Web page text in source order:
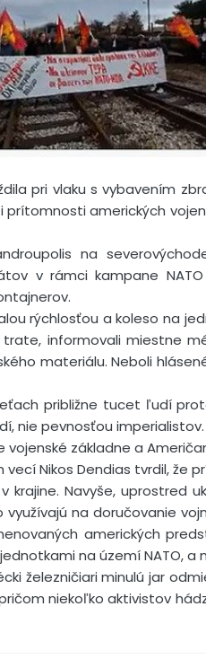
pri vlaku s vybavením
amerických
na
v rámci kampane
rýchlosťou a koleso na
informovali miestne
materiálu. Neboli
približne tucet ľudí
nie pevnosťou imperialistov.
vojenské základne a
Nikos Dendias tvrdil, že
krajine. Navyše, uprostred
na doručovanie
amerických
na území NATO, a
železničiari minulú jar
niekoľko aktivistov